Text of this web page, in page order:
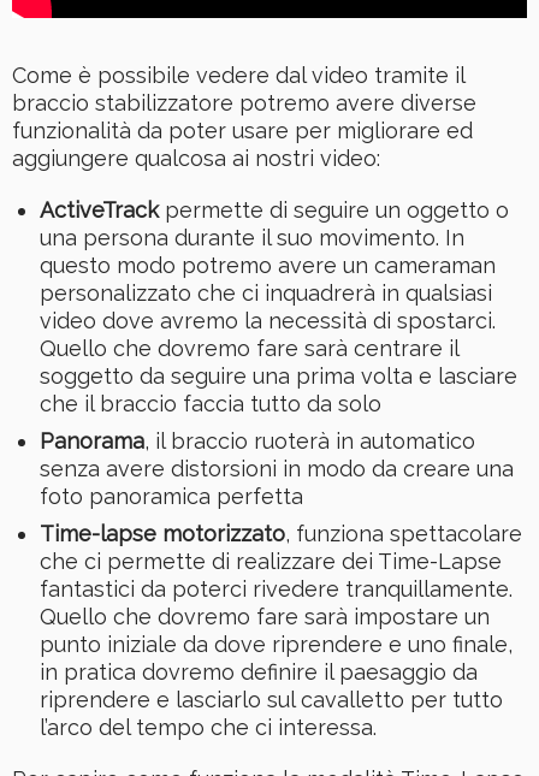
Come è possibile vedere dal video tramite il
braccio stabilizzatore potremo avere diverse
funzionalità da poter usare per migliorare ed
aggiungere qualcosa ai nostri video:
ActiveTrackpermette di seguire un oggetto o
una persona durante il suo movimento. In
questo modo potremo avere un cameraman
personalizzato che ci inquadrerà in qualsiasi
video dove avremo la necessità di spostarci.
Quello che dovremo fare sarà centrare il
soggetto da seguire una prima volta e lasciare
che il braccio faccia tutto da solo
Panorama, il braccio ruoterà in automatico
senza avere distorsioni in modo da creare una
foto panoramica perfetta
Time-lapse motorizzato, funziona spettacolare
che ci permette di realizzare dei Time-Lapse
fantastici da poterci rivedere tranquillamente.
Quello che dovremo fare sarà impostare un
punto iniziale da dove riprendere e uno finale,
in pratica dovremo definire il paesaggio da
riprendere e lasciarlo sul cavalletto per tutto
l’arco del tempo che ci interessa.